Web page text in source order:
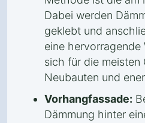
Dabei werden
geklebt und
eine hervorragende
sich für die meisten
Neubauten und
Vorhangfassade:
Dämmung hinter